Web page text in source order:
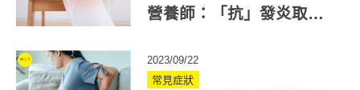
營養師：「抗」發炎取代
2023/09/22
常見症狀